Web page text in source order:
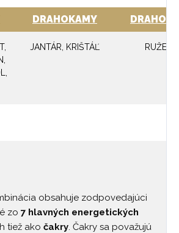
DRAHOKAMY
JANTÁR, KRIŠTÁĽ
obsahuje zodpovedajúci
zo 7 hlavných energetických
tiež ako čakry. Čakry sa považujú